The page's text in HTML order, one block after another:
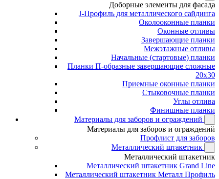
Доборные элементы для фасада
J-Профиль для металлического сайдинга
Околооконные планки
Оконные отливы
Завершающие планки
Межэтажные отливы
Начальные (стартовые) планки
Планки П-образные завершающие сложные
20x30
Приемные оконные планки
Стыковочные планки
Углы отлива
Финишные планки
Материалы для заборов и ограждений
Материалы для заборов и ограждений
Профлист для заборов
Металлический штакетник
Металлический штакетник
Металлический штакетник Grand Line
Металлический штакетник Металл Профиль